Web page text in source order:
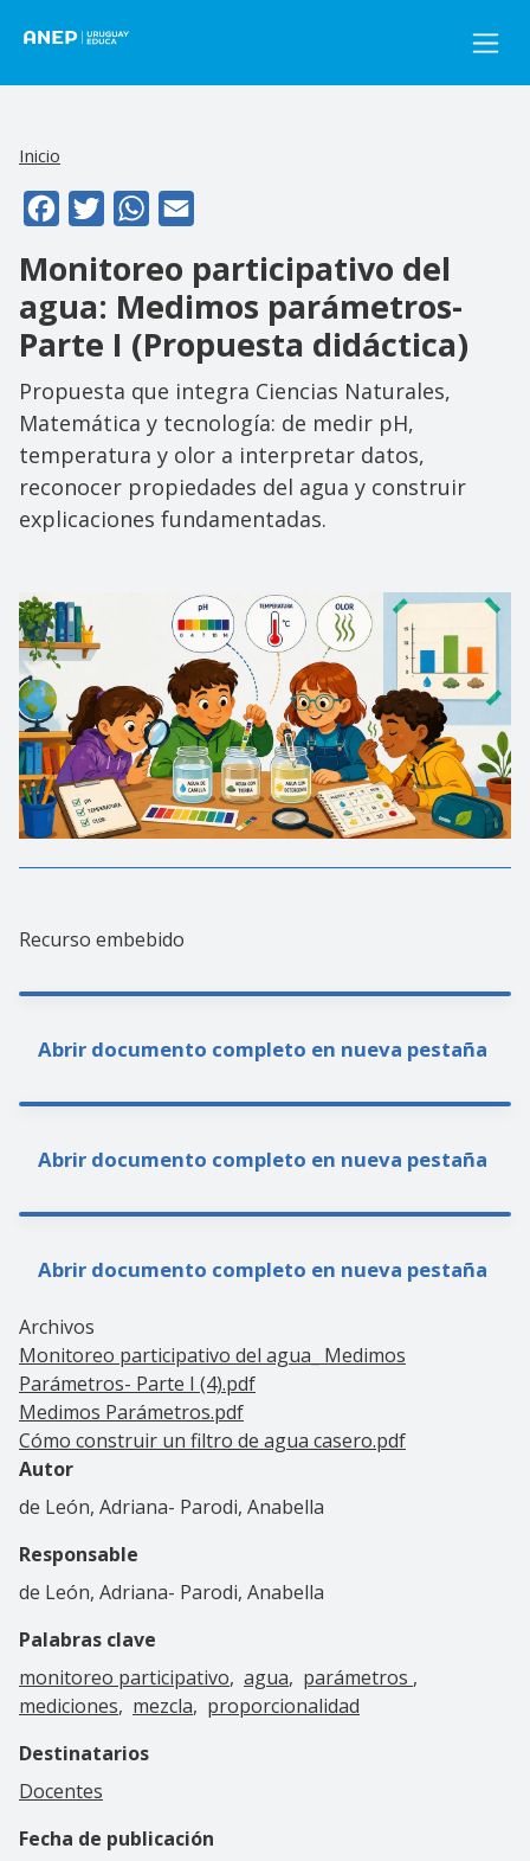
Inicio
FacebookTwitterWhatsApp
Monitoreo participativo del
agua: Medimos parámetros-
Parte I (Propuesta didáctica)
Propuesta que integra Ciencias Naturales,
Matemática y tecnología: de medir pH,
temperatura y olor a interpretar datos,
reconocer propiedades del agua y construir
explicaciones fundamentadas.
Recurso embebido
Abrir documento completo en nueva pestaña
Abrir documento completo en nueva pestaña
Abrir documento completo en nueva pestaña
Archivos
Monitoreo participativo del agua_ Medimos
Parámetros- Parte I (4).pdf
Medimos Parámetros.pdf
Cómo construir un filtro de agua casero.pdf
Autor
de León, Adriana- Parodi, Anabella
Responsable
de León, Adriana- Parodi, Anabella
Palabras clave
monitoreo participativo agua
parámetros
mediciones
mezcla
proporcionalidad
Destinatarios
Docentes
Fecha de publicación